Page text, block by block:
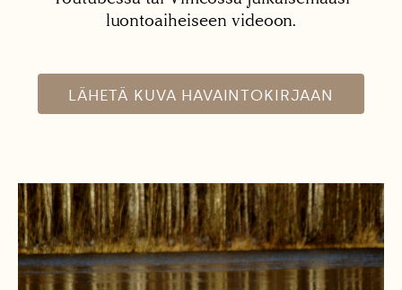
luontoaiheiseen videoon.
LÄHETÄ KUVA HAVAINTOKIRJAAN